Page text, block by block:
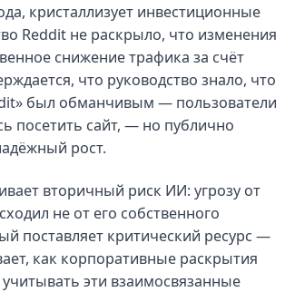
кристаллизует инвестиционные
Reddit не раскрыло, что изменения
снижение трафика за счёт
что руководство знало, что
был обманчивым — пользователи
посетить сайт, — но публично
рост.
вторичный риск ИИ: угрозу от
не от его собственного
поставляет критический ресурс —
как корпоративные раскрытия
эти взаимосвязанные